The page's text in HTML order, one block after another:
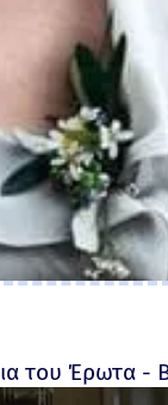
του Έρωτα -